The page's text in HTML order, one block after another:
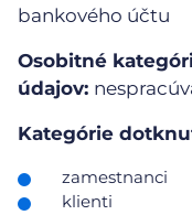
bankového účtu
Osobitné
údajov:
Kategórie
zamestnanci
klienti